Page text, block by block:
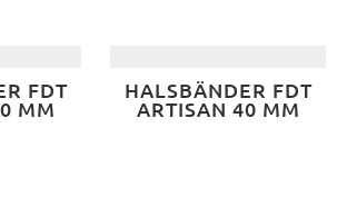
FDT
MM
HALSBÄNDER FDT
ARTISAN 40 MM